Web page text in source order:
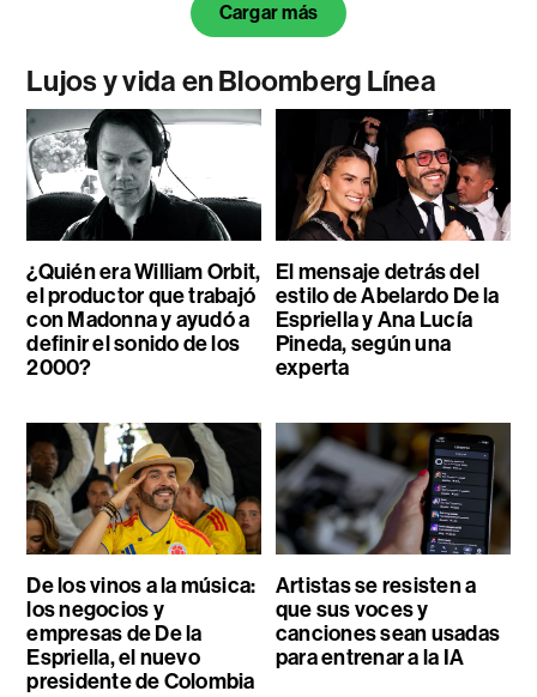
Cargar más
Lujos y vida en Bloomberg Línea
¿Quién era William Orbit,
el productor que trabajó
con Madonna y ayudó a
definir el sonido de los
2000?
El mensaje detrás del
estilo de Abelardo De la
Espriella y Ana Lucía
Pineda, según una
experta
De los vinos a la música:
los negocios y
empresas de De la
Espriella, el nuevo
presidente de Colombia
Artistas se resisten a
que sus voces y
canciones sean usadas
para entrenar a la IA